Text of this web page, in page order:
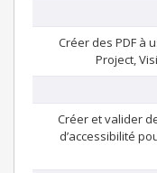
Créer des PDF à
Project,
Créer et valider
d’accessibilité